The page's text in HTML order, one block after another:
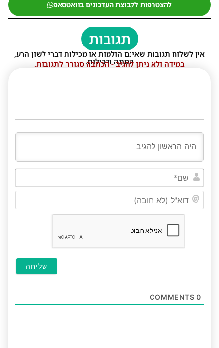
להצטרפות לקבוצת העדכונים בוואטסאפ
תגובות
אין לשלוח תגובות שאינם הולמות או מכילות דברי לשון הרע,
הסתה ורכילות.
במידה ולא ניתן להגיב - הכתבה סגורה לתגובות.
שם*
0